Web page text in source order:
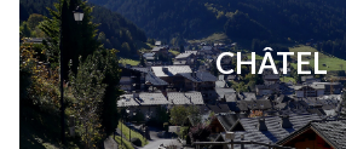
CHÂTEL